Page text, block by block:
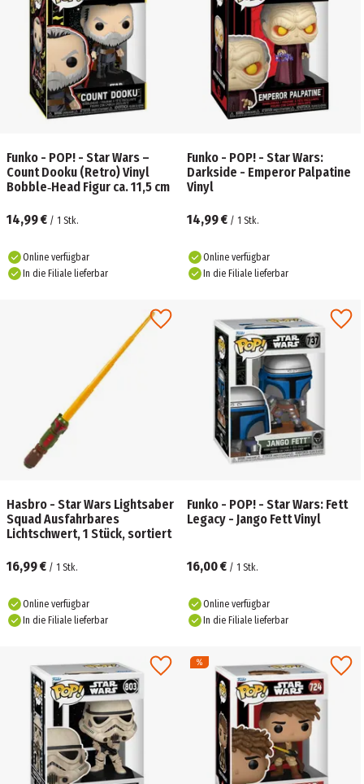
Funko - POP! - Star Wars –
Count Dooku (Retro) Vinyl
Bobble‑Head Figur ca. 11,5 cm
14,99 € / 1 Stk.
Online verfügbar
In die Filiale lieferbar
Funko - POP! - Star Wars:
Darkside - Emperor Palpatine
Vinyl
14,99 € / 1 Stk.
Online verfügbar
In die Filiale lieferbar
Hasbro - Star Wars Lightsaber
Squad Ausfahrbares
Lichtschwert, 1 Stück, sortiert
16,99 € / 1 Stk.
Online verfügbar
In die Filiale lieferbar
Funko - POP! - Star Wars: Fett
Legacy - Jango Fett Vinyl
16,00 € / 1 Stk.
Online verfügbar
In die Filiale lieferbar